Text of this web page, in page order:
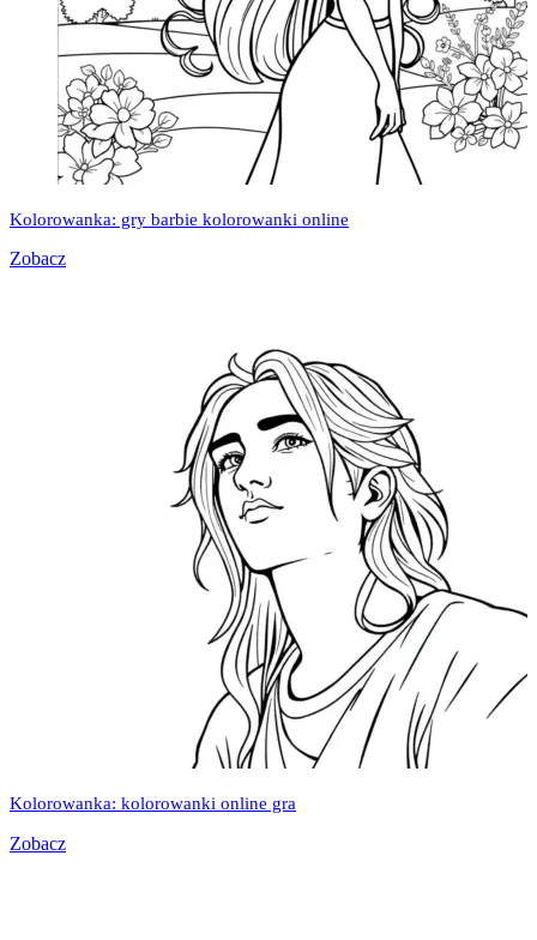
Kolorowanka: gry barbie kolorowanki online
Zobacz
Kolorowanka: kolorowanki online gra
Zobacz